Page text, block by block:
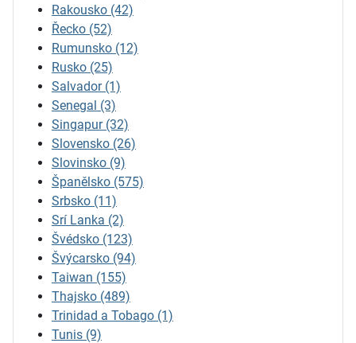
Rakousko (42)
Řecko (52)
Rumunsko (12)
Rusko (25)
Salvador (1)
Senegal (3)
Singapur (32)
Slovensko (26)
Slovinsko (9)
Španělsko (575)
Srbsko (11)
Srí Lanka (2)
Švédsko (123)
Švýcarsko (94)
Taiwan (155)
Thajsko (489)
Trinidad a Tobago (1)
Tunis (9)